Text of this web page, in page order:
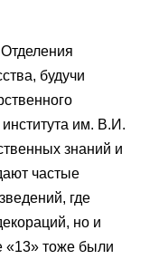
будучи
им. В.И.
знаний и
частые
где
но и
«13» тоже были